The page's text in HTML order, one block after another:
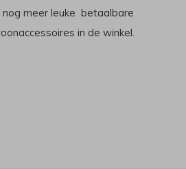
meer leuke betaalbare
in de winkel.